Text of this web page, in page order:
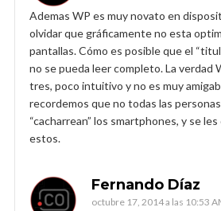
Ademas WP es muy novato en
olvidar que gráficamente no esta
pantallas. Cómo es posible que el
no se pueda leer completo. La verdad
tres, poco intuitivo y no es muy
recordemos que no todas las
“cacharrean” los smartphones, y se
estos.
Fernando Díaz
octubre 17, 2014 a las 10:53